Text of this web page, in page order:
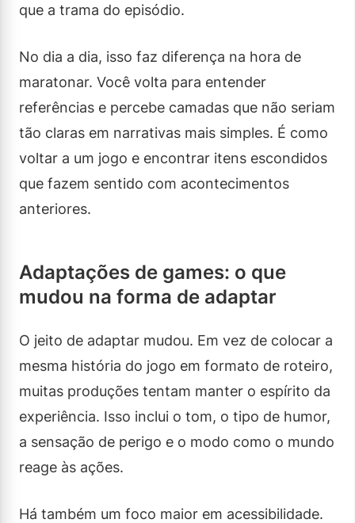
que a trama do episódio.
No dia a dia, isso faz diferença na hora de
maratonar. Você volta para entender
referências e percebe camadas que não seriam
tão claras em narrativas mais simples. É como
voltar a um jogo e encontrar itens escondidos
que fazem sentido com acontecimentos
anteriores.
Adaptações de games: o que
mudou na forma de adaptar
O jeito de adaptar mudou. Em vez de colocar a
mesma história do jogo em formato de roteiro,
muitas produções tentam manter o espírito da
experiência. Isso inclui o tom, o tipo de humor,
a sensação de perigo e o modo como o mundo
reage às ações.
Há também um foco maior em acessibilidade.